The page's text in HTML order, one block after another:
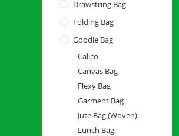
Drawstring Bag
Folding Bag
Goodie Bag
Calico
Canvas Bag
Flexy Bag
Garment Bag
Jute Bag (Woven)
Lunch Bag